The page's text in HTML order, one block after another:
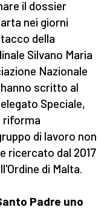
il dossier
nei giorni
della
Silvano Maria
Nazionale
scritto al
Speciale,
riforma
di lavoro non
ricercato dal 2017
di Malta.
Padre uno